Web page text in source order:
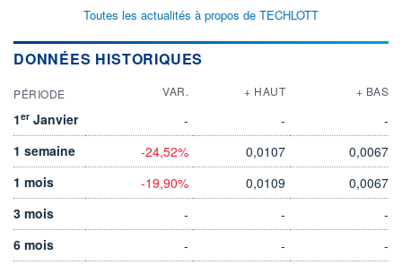
Toutes les actualités à propos de TECHLOTT
DONNÉES HISTORIQUES
PÉRIODE VAR. + HAUT + BAS
1er Janvier - -
-
1 semaine
-24,52% 0,0107
0,0067
1 mois
-19,90% 0,0109
0,0067
3 mois
- -
-
6 mois
- -
-